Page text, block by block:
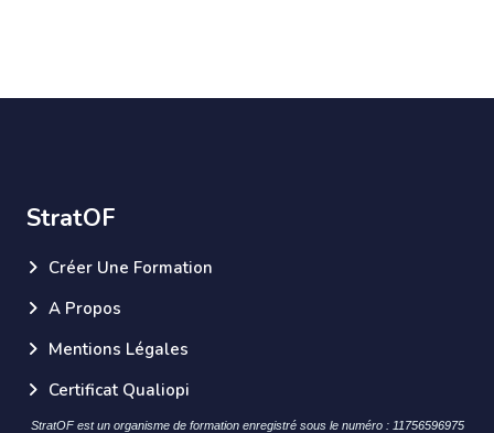
StratOF
Créer Une Formation
A Propos
Mentions Légales
Certificat Qualiopi
StratOF est un organisme de formation enregistré sous le numéro : 11756596975